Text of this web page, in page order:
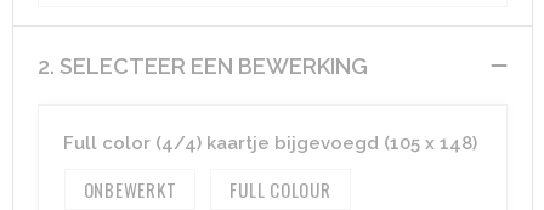
Aktetassen
Hygiëne en Persoonlijke verzorging
2. SELECTEER EEN BEWERKING
Full color (4/4) kaartje bijgevoegd (105 x 148)
ONBEWERKT FULL COLOUR